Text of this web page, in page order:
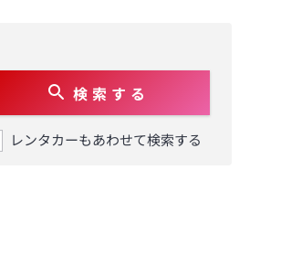
検 索 す る
レンタカーもあわせて検索する